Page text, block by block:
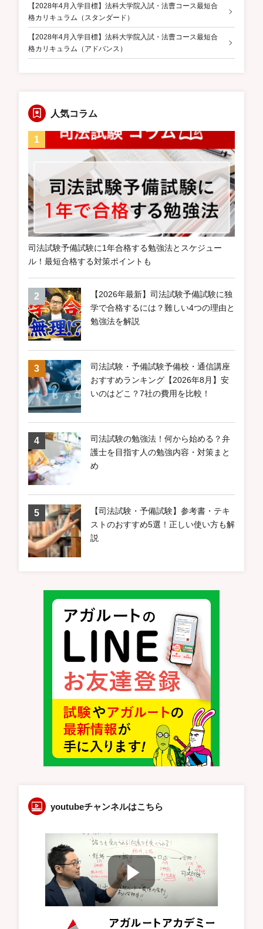
【2028年4月入学目標】法科大学院入試・法曹コース最短合
格カリキュラム（スタンダード）
【2028年4月入学目標】法科大学院入試・法曹コース最短合
格カリキュラム（アドバンス）
人気コラム
司法試験予備試験に1年合格する勉強法とスケジュー
ル！最短合格する対策ポイントも
【2026年最新】司法試験予備試験に独
学で合格するには？難しい4つの理由と
勉強法を解説
司法試験・予備試験予備校・通信講座
おすすめランキング【2026年8月】安
いのはどこ？7社の費用を比較！
司法試験の勉強法！何から始める？弁
護士を目指す人の勉強内容・対策まと
め
【司法試験・予備試験】参考書・テキ
ストのおすすめ5選！正しい使い方も解
説
youtubeチャンネルはこちら